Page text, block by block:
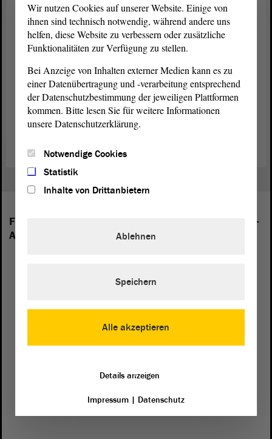
© ltlsa/stb
wegen der Glas-Beton-Fenster nach Magdeburg.
Architektur und Kunst im Landtag
Folgende Fraktionen sind im Landtag von Sachsen-
Anhalt vertreten:
Wir nutzen Cookies auf unserer Website. Einige von
ihnen sind technisch notwendig, während andere uns
helfen, diese Website zu verbessern oder zusätzliche
Funktionalitäten zur Verfügung zu stellen.
Bei Anzeige von Inhalten externer Medien kann es zu
einer Datenübertragung und -verarbeitung entsprechend
der Datenschutzbestimmung der jeweiligen Plattformen
kommen. Bitte lesen Sie für weitere Informationen
unsere Datenschutzerklärung.
Notwendige Cookies
Statistik
Inhalte von Drittanbietern
Alle akzeptieren
Ablehnen
Speichern
Details anzeigen
Impressum| Datenschutz